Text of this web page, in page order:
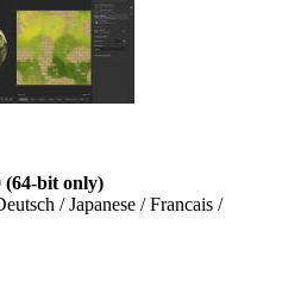
(64-bit only)
/ Japanese / Francais /